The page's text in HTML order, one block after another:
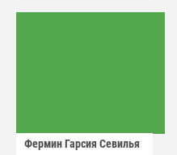
Фермин Гарсия Севилья